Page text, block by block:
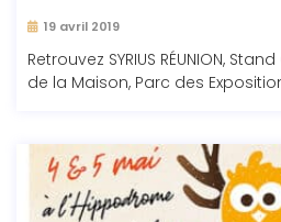
19 avril 2019
Retrouvez SYRIUS RÉUNION,
de la Maison, Parc des